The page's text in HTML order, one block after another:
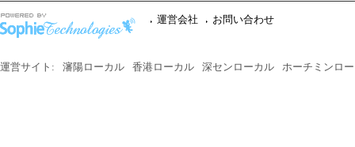
運営会社 お問い合わせ
運営サイト: 瀋陽ローカル 香港ローカル 深センローカル ホーチミンロ